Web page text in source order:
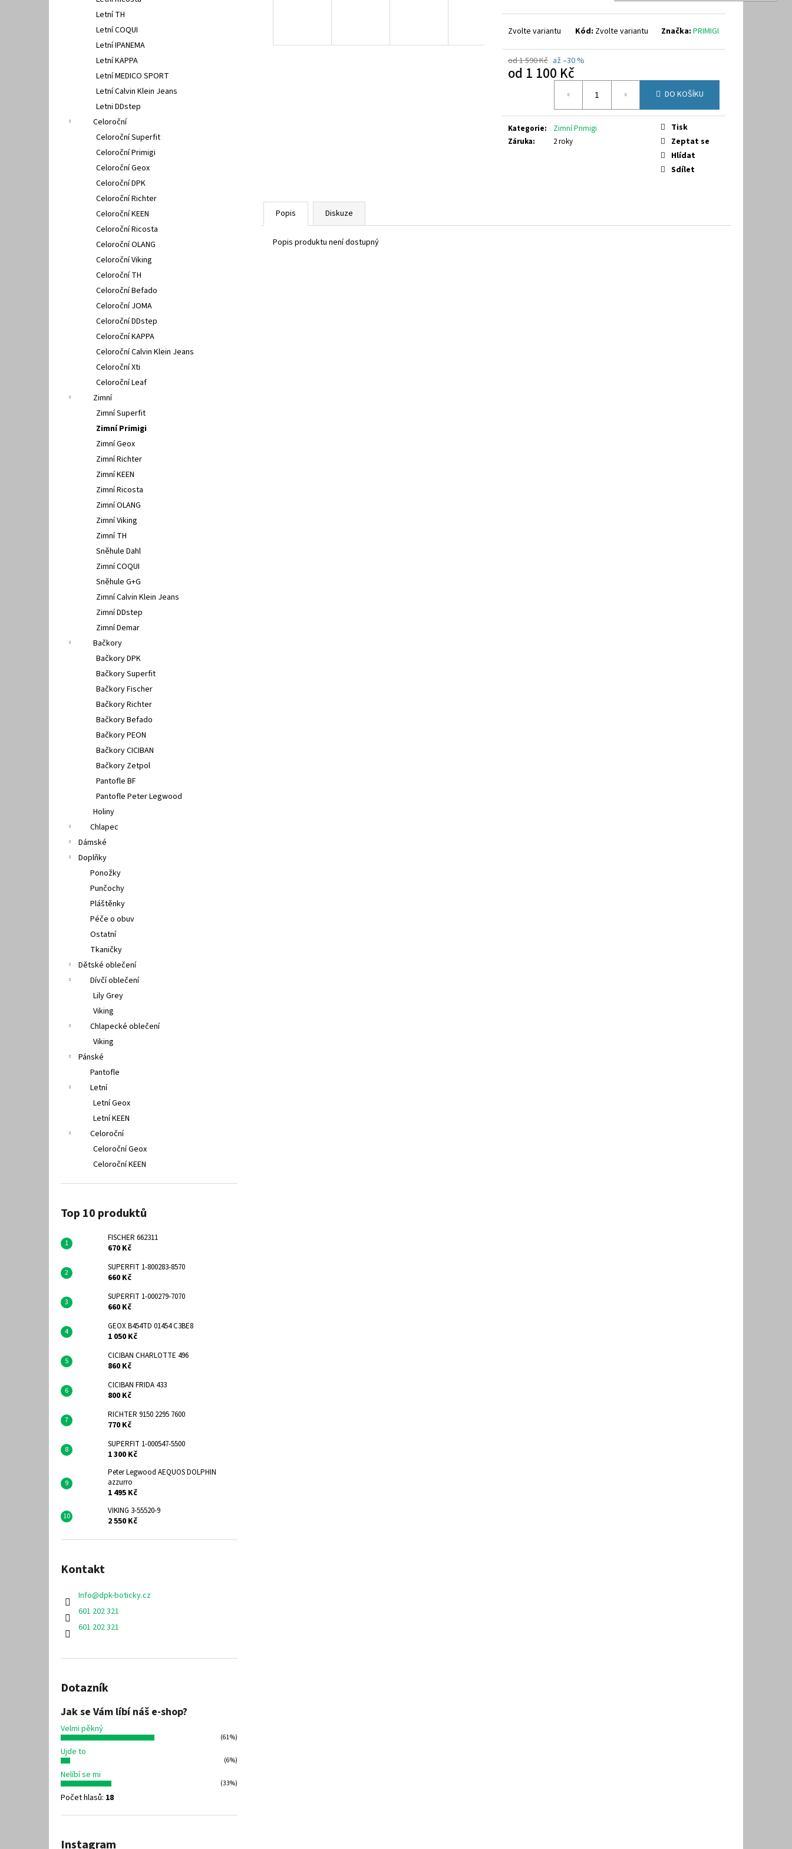
Letní TH
Letní COQUI
Letní IPANEMA
Letní KAPPA
Letní MEDICO SPORT
Letní Calvin Klein Jeans
Letni DDstep
Celoroční
Celoroční Superfit
Celoroční Primigi
Celoroční Geox
Celoroční DPK
Celoroční Richter
Celoroční KEEN
Celoroční Ricosta
Celoroční OLANG
Celoroční Viking
Celoroční TH
Celoroční Befado
Celoroční JOMA
Celoroční DDstep
Celoroční KAPPA
Celoroční Calvin Klein Jeans
Celoroční Xti
Celoroční Leaf
Zimní
Zimní Superfit
Zimní Primigi
Zimní Geox
Zimní Richter
Zimní KEEN
Zimní Ricosta
Zimní OLANG
Zimní Viking
Zimní TH
Sněhule Dahl
Zimní COQUI
Sněhule G+G
Zimní Calvin Klein Jeans
Zimní DDstep
Zimní Demar
Bačkory
Bačkory DPK
Bačkory Superfit
Bačkory Fischer
Bačkory Richter
Bačkory Befado
Bačkory PEON
Bačkory CICIBAN
Bačkory Zetpol
Pantofle BF
Pantofle Peter Legwood
Holiny
Chlapec
Dámské
Doplňky
Ponožky
Punčochy
Pláštěnky
Péče o obuv
Ostatní
Tkaničky
Dětské oblečení
Dívčí oblečení
Lily Grey
Viking
Chlapecké oblečení
Viking
Pánské
Pantofle
Letní
Letní Geox
Letní KEEN
Celoroční
Celoroční Geox
Celoroční KEEN
Top 10 produktů
FISCHER 662311
670 Kč
SUPERFIT 1-800283-8570
660 Kč
SUPERFIT 1-000279-7070
660 Kč
GEOX B454TD 01454 C3BE8
1 050 Kč
CICIBAN CHARLOTTE 496
860 Kč
CICIBAN FRIDA 433
800 Kč
RICHTER 9150 2295 7600
770 Kč
SUPERFIT 1-000547-5500
1 300 Kč
Peter Legwood AEQUOS DOLPHIN
azzurro
1 495 Kč
VIKING 3-55520-9
2 550 Kč
Kontakt
Info@dpk-boticky.cz
601 202 321
601 202 321
Dotazník
Jak se Vám líbí náš e-shop?
Velmi pěkný
(61%)
Ujde to
(6%)
Nelíbí se mi
(33%)
Počet hlasů: 18
Instagram
Zvolte variantu Kód: Zvolte variantu Značka: PRIMIGI
od 1 590 Kč až –30 %
od 1 100 Kč
DO KOŠÍKU
Kategorie:
Zimní Primigi
Záruka: 2 roky
Tisk
Zeptat se
Hlídat
Sdílet
Popis Diskuze
Popis produktu není dostupný